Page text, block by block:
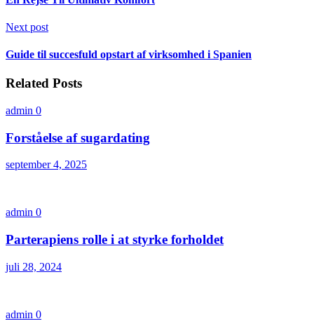
Next post
Guide til succesfuld opstart af virksomhed i Spanien
Related Posts
admin 0
Forståelse af sugardating
september 4, 2025
admin 0
Parterapiens rolle i at styrke forholdet
juli 28, 2024
admin 0